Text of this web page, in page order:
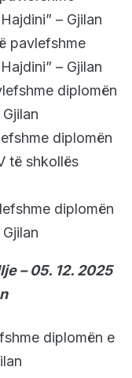
– Gjilan
pavlefshme
– Gjilan
diplomën
diplomën
të shkollës
diplomën
– 05. 12. 2025
diplomën e